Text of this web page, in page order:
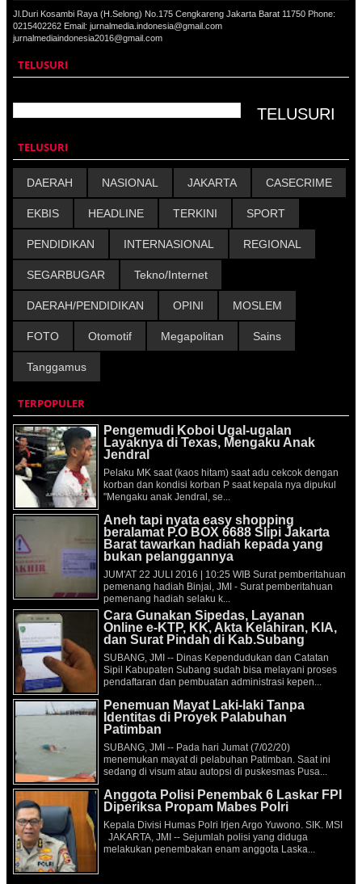
Jl.Duri Kosambi Raya (H.Selong) No.175 Cengkareng Jakarta Barat 11750 Phone:
0215402262 Email: jurnalmedia.indonesia@gmail.com
jurnalmediaindonesia2016@gmail.com
TELUSURI
TELUSURI
DAERAH NASIONAL JAKARTA CASECRIME
EKBIS HEADLINE TERKINI SPORT
PENDIDIKAN INTERNASIONAL REGIONAL
SEGARBUGAR Tekno/Internet
DAERAH/PENDIDIKAN OPINI MOSLEM
FOTO Otomotif Megapolitan Sains
Tanggamus
TERPOPULER
Pengemudi Koboi Ugal-ugalan
Layaknya di Texas, Mengaku Anak
Jendral
Pelaku MK saat (kaos hitam) saat adu cekcok dengan
korban dan kondisi korban P saat kepala nya dipukul
"Mengaku anak Jendral, se...
Aneh tapi nyata easy shopping
beralamat P.O BOX 6688 Slipi Jakarta
Barat tawarkan hadiah kepada yang
bukan pelanggannya
JUM'AT 22 JULI 2016 | 10:25 WIB Surat pemberitahuan
pemenang hadiah Binjai, JMI - Surat pemberitahuan
pemenang hadiah selaku k...
Cara Gunakan Sipedas, Layanan
Online e-KTP, KK, Akta Kelahiran, KIA,
dan Surat Pindah di Kab.Subang
SUBANG, JMI -- Dinas Kependudukan dan Catatan
Sipil Kabupaten Subang sudah bisa melayani proses
pendaftaran dan pembuatan administrasi kepen...
Penemuan Mayat Laki-laki Tanpa
Identitas di Proyek Palabuhan
Patimban
SUBANG, JMI -- Pada hari Jumat (7/02/20)
menemukan mayat di pelabuhan Patimban. Saat ini
sedang di visum atau autopsi di puskesmas Pusa...
Anggota Polisi Penembak 6 Laskar FPI
Diperiksa Propam Mabes Polri
Kepala Divisi Humas Polri Irjen Argo Yuwono. SIK. MSI
JAKARTA, JMI -- Sejumlah polisi yang diduga
melakukan penembakan enam anggota Laska...